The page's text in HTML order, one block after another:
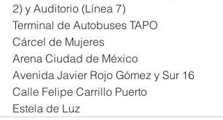
2) y Auditorio (Línea 7)
Terminal de Autobuses TAPO
Cárcel de Mujeres
Arena Ciudad de México
Avenida Javier Rojo Gómez y Sur 16
Calle Felipe Carrillo Puerto
Estela de Luz